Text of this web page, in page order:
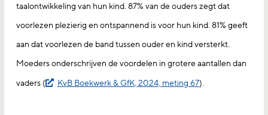
taalontwikkeling van hun kind. 87% van de ouders zegt dat
voorlezen plezierig en ontspannend is voor hun kind. 81% geeft
aan dat voorlezen de band tussen ouder en kind versterkt.
Moeders onderschrijven de voordelen in grotere aantallen dan
vaders (
KvB Boekwerk & GfK, 2024, meting 67).